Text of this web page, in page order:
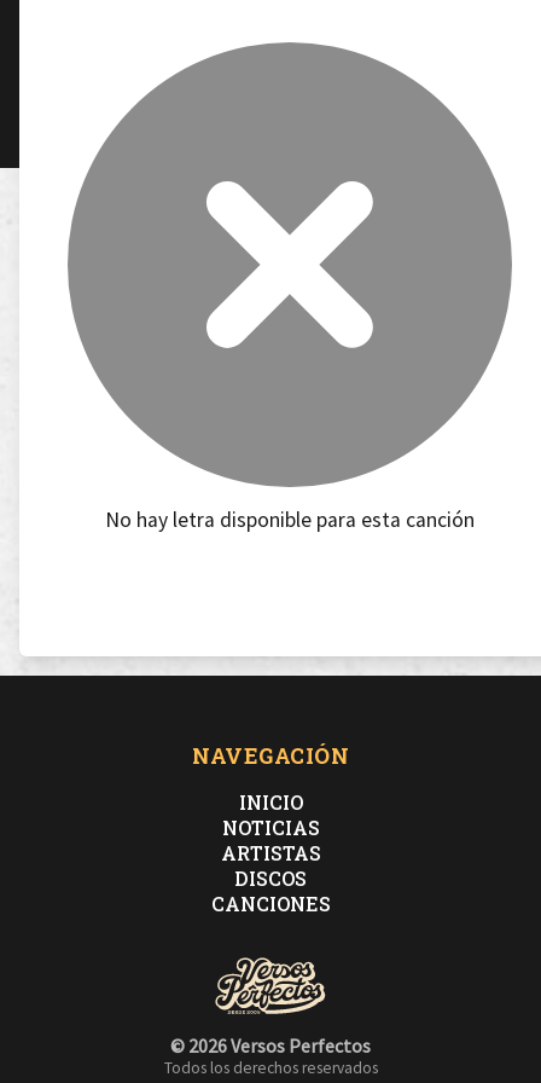
No hay letra disponible para esta canción
NAVEGACIÓN
INICIO
NOTICIAS
ARTISTAS
DISCOS
CANCIONES
© 2026 Versos Perfectos
Todos los derechos reservados